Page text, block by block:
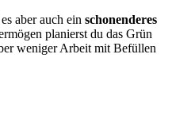
aber auch ein schonenderes
planierst du das Grün
weniger Arbeit mit Befüllen